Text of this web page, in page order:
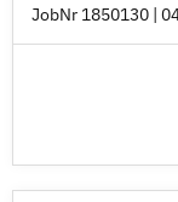
JobNr 1850130 |